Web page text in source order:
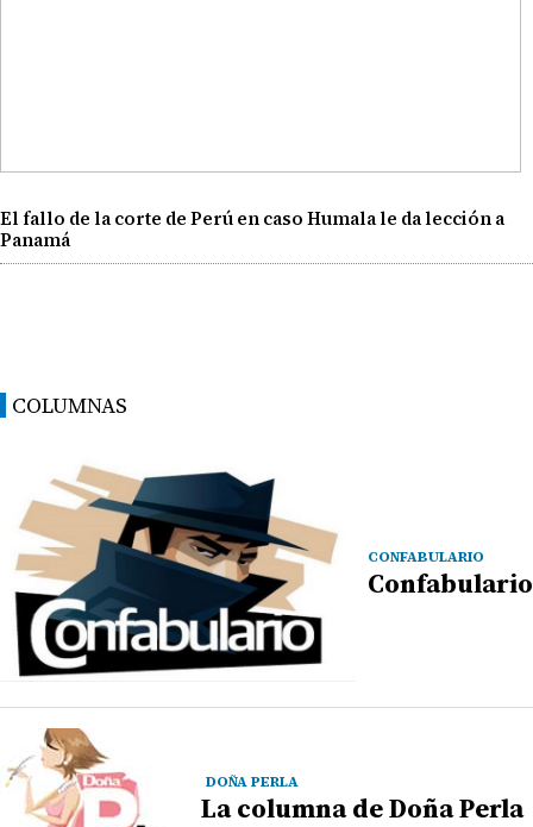
El fallo de la corte de Perú en caso Humala le da lección a
Panamá
COLUMNAS
CONFABULARIO
Confabulario
DOÑA PERLA
La columna de Doña Perla